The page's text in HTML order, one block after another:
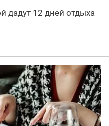
дадут 12 дней отдыха